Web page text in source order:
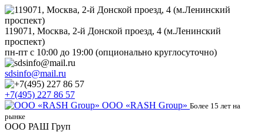
119071, Москва, 2-й Донской проезд, 4 (м.Ленинский
проспект)
пн-пт с 10:00 до 19:00 (опционально круглосуточно)
sdsinfo@mail.ru
+7(495) 227 86 57
ООО «RASH Group» Более 15 лет на
рынке
OOO РАШ Груп